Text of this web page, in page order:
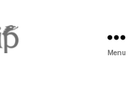
Menu